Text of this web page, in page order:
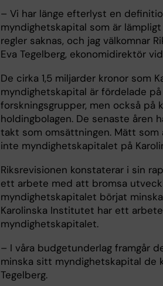
– Vi har länge efterlyst en
myndighetskapital som är
regler saknas, och jag välkomnar
Eva Tegelberg, ekonomidirektör
De cirka 1,5 miljarder kronor som
myndighetskapital är fördelade
forskningsgrupper, men också på
holdingbolagen. De senaste åren
takt som omsättningen. Mätt
inte myndighetskapitalet på
Riksrevisionen konstaterar i sin
ett arbete med att bromsa
myndighetskapitalet börjat
Karolinska Institutet har ett
myndighetskapitalet.
– I våra budgetunderlag framgår
minska sitt myndighetskapital de
Tegelberg.